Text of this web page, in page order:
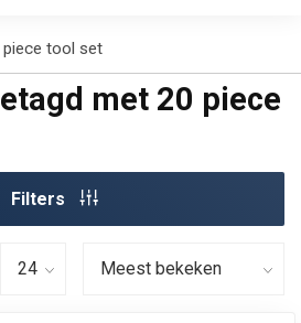
tool set
met 20 piece
Filters